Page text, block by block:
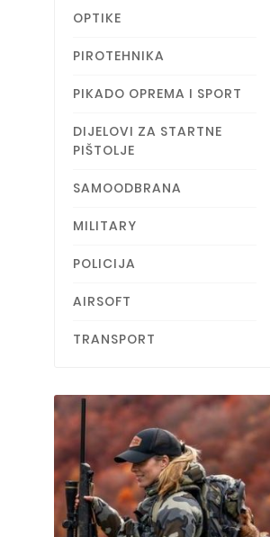
OPTIKE
PIROTEHNIKA
PIKADO OPREMA I SPORT
DIJELOVI ZA STARTNE
PIŠTOLJE
SAMOODBRANA
MILITARY
POLICIJA
AIRSOFT
TRANSPORT